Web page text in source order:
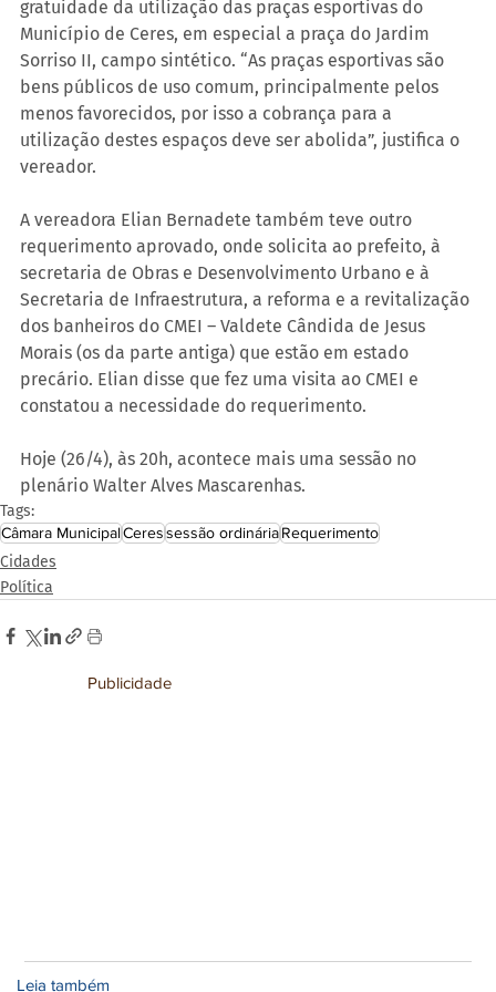
gratuidade da utilização das praças esportivas do
Município de Ceres, em especial a praça do Jardim
Sorriso II, campo sintético. “As praças esportivas são
bens públicos de uso comum, principalmente pelos
menos favorecidos, por isso a cobrança para a
utilização destes espaços deve ser abolida”, justifica o
vereador.
A vereadora Elian Bernadete também teve outro
requerimento aprovado, onde solicita ao prefeito, à
secretaria de Obras e Desenvolvimento Urbano e à
Secretaria de Infraestrutura, a reforma e a revitalização
dos banheiros do CMEI – Valdete Cândida de Jesus
Morais (os da parte antiga) que estão em estado
precário. Elian disse que fez uma visita ao CMEI e
constatou a necessidade do requerimento.
Hoje (26/4), às 20h, acontece mais uma sessão no
plenário Walter Alves Mascarenhas.
Tags:
Câmara MunicipalCeressessão ordináriaRequerimento
Cidades
Política
Publicidade
Leia também